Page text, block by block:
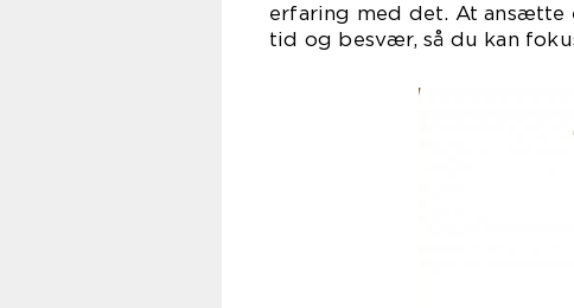
erfaring med det. At ansætte
tid og besvær, så du kan